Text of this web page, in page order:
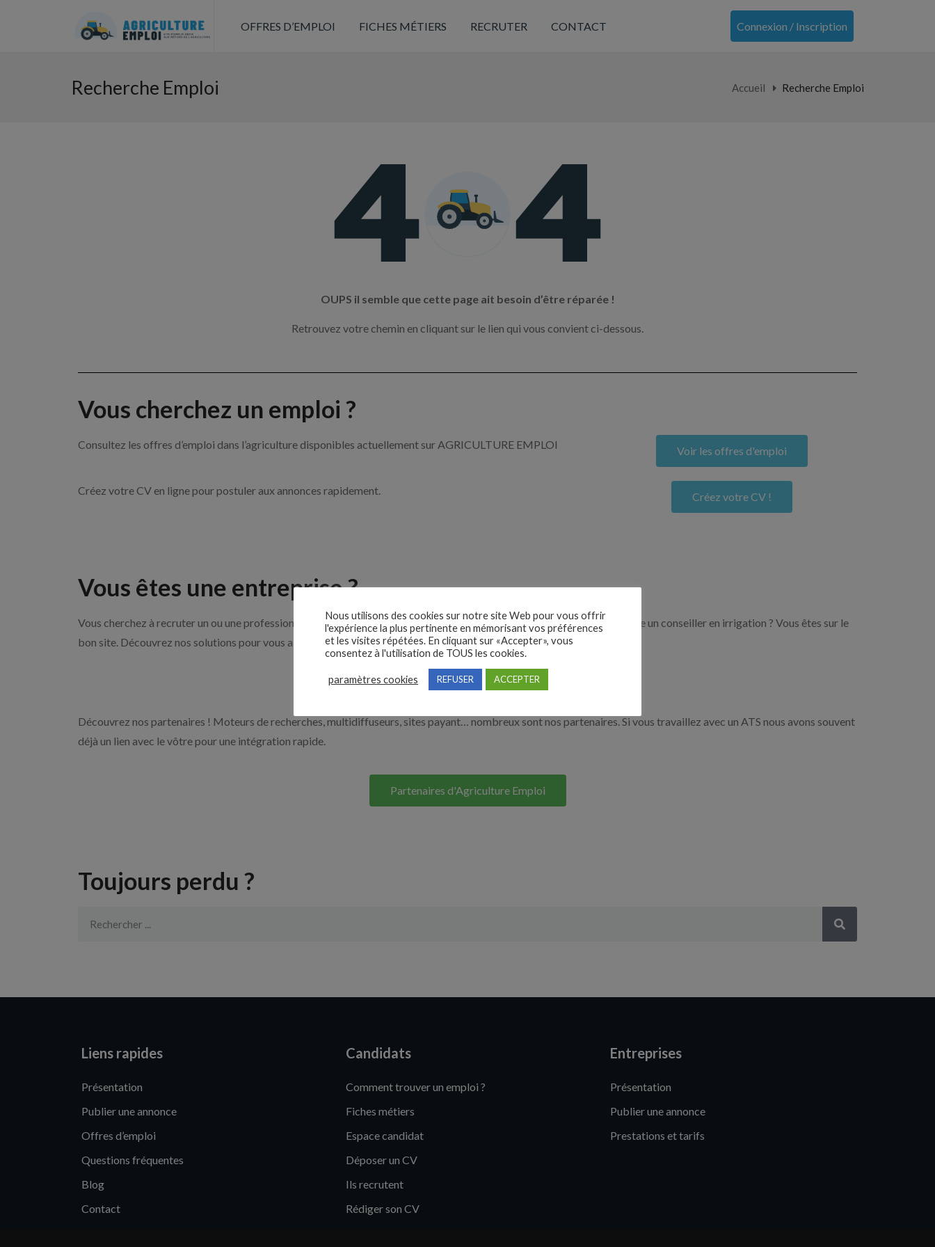
OFFRES D’EMPLOI FICHES MÉTIERS RECRUTER CONTACT Connexion / Inscription
Recherche Emploi Accueil Recherche Emploi
OUPS il semble que cette page ait besoin d’être réparée !
Retrouvez votre chemin en cliquant sur le lien qui vous convient ci-dessous.
Vous cherchez un emploi ?
Consultez les offres d’emploi dans l’agriculture disponibles actuellement sur AGRICULTURE EMPLOI Voir les offres d'emploi
Créez votre CV en ligne pour postuler aux annonces rapidement. Créez votre CV !
Vous êtes une entreprise ?
Vous cherchez à recruter un ou une professionnelle de l’agriculture par exemple un tractoriste, un arboriculteur ou encore un conseiller en irrigation ? Vous êtes sur le
bon site. Découvrez nos solutions pour vous aider à recruter en cliquant sur le bouton ci-dessous.
Nos solutions entreprises
Découvrez nos partenaires ! Moteurs de recherches, multidiffuseurs, sites payant… nombreux sont nos partenaires. Si vous travaillez avec un ATS nous avons souvent
déjà un lien avec le vôtre pour une intégration rapide.
Partenaires d'Agriculture Emploi
Toujours perdu ?
Liens rapides
Présentation
Publier une annonce
Offres d’emploi
Questions fréquentes
Blog
Contact
Candidats
Comment trouver un emploi ?
Fiches métiers
Espace candidat
Déposer un CV
Ils recrutent
Rédiger son CV
Entreprises
Présentation
Publier une annonce
Prestations et tarifs
Nous utilisons des cookies sur notre site Web pour vous offrir
l'expérience la plus pertinente en mémorisant vos préférences
et les visites répétées. En cliquant sur «Accepter», vous
consentez à l'utilisation de TOUS les cookies.
paramètres cookies REFUSER ACCEPTER